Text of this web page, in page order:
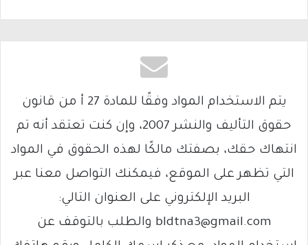
يتم الاستخدام المواد وفقًا للمادة 27 أ من قانون
حقوق التأليف والنشر 2007، وإن كنت تعتقد أنه تم
انتهاك حقك، بصفتك مالكًا لهذه الحقوق في المواد
التي تظهر على الموقع، فيمكنك التواصل معنا عبر
البريد الإلكتروني على العنوان التالي:
bldtna3@gmail.com والطلب بالتوقف عن